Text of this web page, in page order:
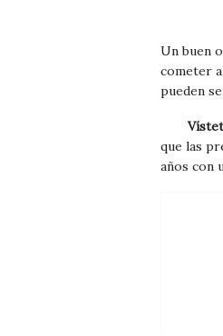
Un buen
cometer
pueden
que las
años con